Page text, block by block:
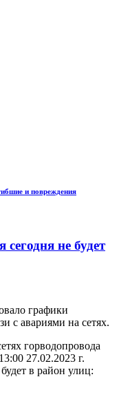
и повреждения
не будет
графики
с авариями на сетях.
горводопровода
27.02.2023 г.
в район улиц: